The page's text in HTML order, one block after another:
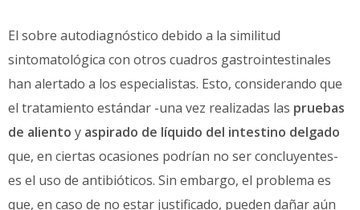
El sobre autodiagnóstico debido a la similitud
sintomatológica con otros cuadros gastrointestinales
han alertado a los especialistas. Esto, considerando que
el tratamiento estándar -una vez realizadas las pruebas
de aliento y aspirado de líquido del intestino delgado
que, en ciertas ocasiones podrían no ser concluyentes-
es el uso de antibióticos. Sin embargo, el problema es
que, en caso de no estar justificado, pueden dañar aún